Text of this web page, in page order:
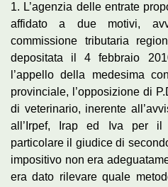
1. L’agenzia delle entrate
affidato a due motivi,
commissione tributaria
depositata il 4 febbraio
l’appello della medesima
provinciale, l’opposizione di
di veterinario, inerente
all’Irpef, Irap ed Iva per il
particolare il giudice di
impositivo non era
era dato rilevare quale